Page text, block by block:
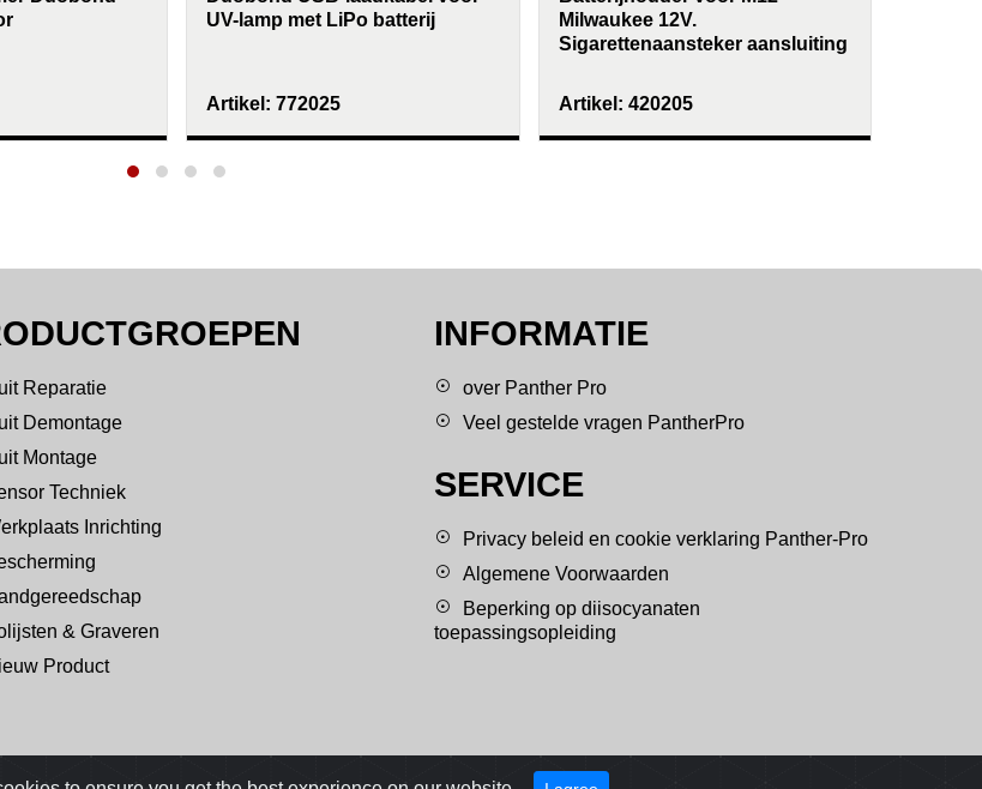
UV-lamp met LiPo batterij
Artikel: 772025
Milwaukee 12V.
Sigarettenaansteker aansluiting
Artikel: 420205
Reparatie
Demontage
Montage
Techniek
Inrichting
& Graveren
Product
INFORMATIE
over Panther Pro
Veel gestelde vragen PantherPro
SERVICE
Privacy beleid en cookie verklaring Panther-Pro
Algemene Voorwaarden
Beperking op diisocyanaten
toepassingsopleiding